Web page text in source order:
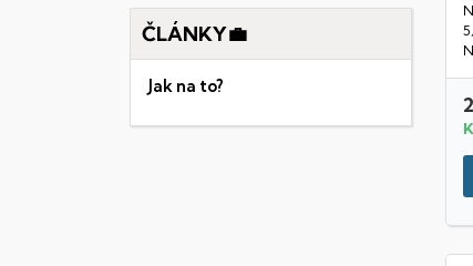
ČLÁNKY💼
Jak na to?